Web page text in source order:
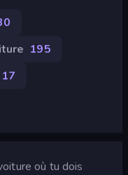
195
17
où tu dois